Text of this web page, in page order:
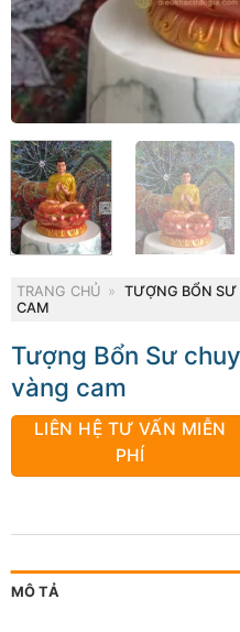
TRANG CHỦ »
TƯỢNG BỔN SƯ
CAM
Tượng Bổn Sư
vàng cam
LIÊN HỆ TƯ VẤN MIỄN
PHÍ
MÔ TẢ